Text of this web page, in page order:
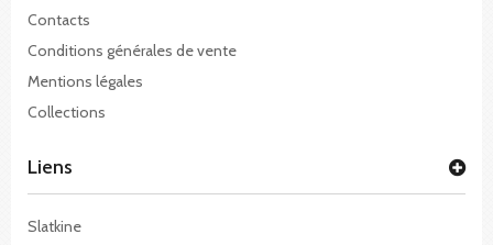
Contacts
Conditions générales de vente
Mentions légales
Collections
Liens
Slatkine